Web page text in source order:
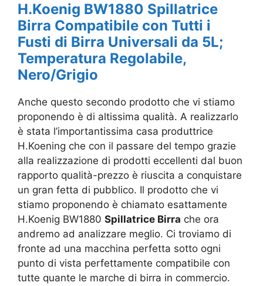
H.Koenig BW1880 Spillatrice
Birra Compatibile con Tutti i
Fusti di Birra Universali da 5L;
Temperatura Regolabile,
Nero/Grigio
Anche questo secondo prodotto che vi stiamo
proponendo è di altissima qualità. A realizzarlo
è stata l’importantissima casa produttrice
H.Koening che con il passare del tempo grazie
alla realizzazione di prodotti eccellenti dal buon
rapporto qualità-prezzo è riuscita a conquistare
un gran fetta di pubblico. Il prodotto che vi
stiamo proponendo è chiamato esattamente
H.Koenig BW1880 Spillatrice Birra che ora
andremo ad analizzare meglio. Ci troviamo di
fronte ad una macchina perfetta sotto ogni
punto di vista perfettamente compatibile con
tutte quante le marche di birra in commercio.